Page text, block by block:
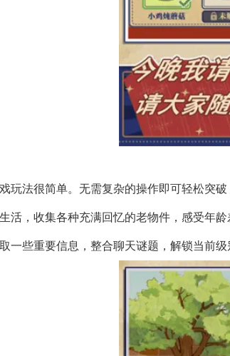
玩法很简单。无需复杂的操作即可轻松突破
活，收集各种充满回忆的老物件，感受年龄
一些重要信息，整合聊天谜题，解锁当前级